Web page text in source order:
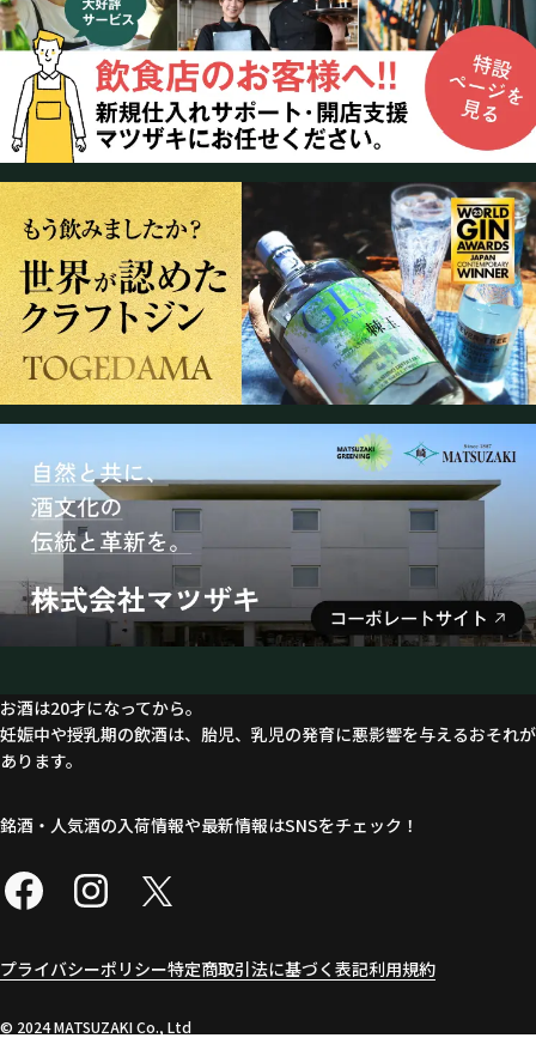
お酒は20才になってから。
妊娠中や授乳期の飲酒は、胎児、乳児の発育に悪影響を与えるおそれが
あります。
プライバシーポリシー特定商取引法に基づく表記利用規約
銘酒・人気酒の入荷情報や最新情報はSNSをチェック！
©︎ 2024 MATSUZAKI Co., Ltd